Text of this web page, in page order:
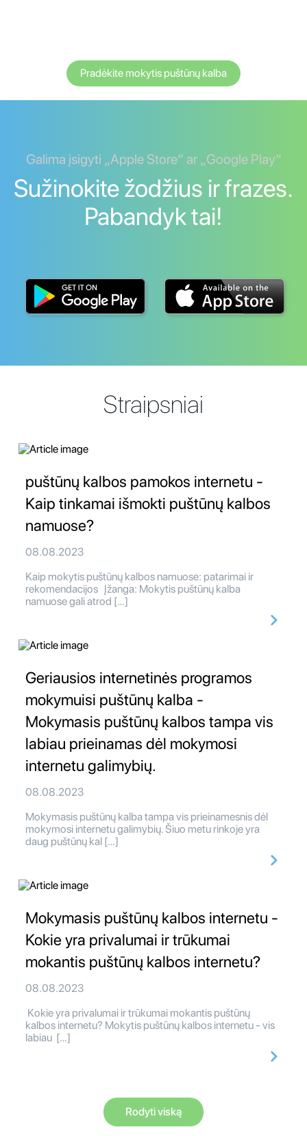
Pradėkite mokytis puštūnų kalba
Galima įsigyti „Apple Store“ ar „Google Play“
Sužinokite žodžius ir frazes.
Pabandyk tai!
Straipsniai
puštūnų kalbos pamokos internetu -
Kaip tinkamai išmokti puštūnų kalbos
namuose?
08.08.2023
Kaip mokytis puštūnų kalbos namuose: patarimai ir
rekomendacijos Įžanga: Mokytis puštūnų kalba
namuose gali atrod […]
Geriausios internetinės programos
mokymuisi puštūnų kalba -
Mokymasis puštūnų kalbos tampa vis
labiau prieinamas dėl mokymosi
internetu galimybių.
08.08.2023
Mokymasis puštūnų kalba tampa vis prieinamesnis dėl
mokymosi internetu galimybių. Šiuo metu rinkoje yra
daug puštūnų kal […]
Mokymasis puštūnų kalbos internetu -
Kokie yra privalumai ir trūkumai
mokantis puštūnų kalbos internetu?
08.08.2023
Kokie yra privalumai ir trūkumai mokantis puštūnų
kalbos internetu? Mokytis puštūnų kalbos internetu - vis
labiau […]
Rodyti viską